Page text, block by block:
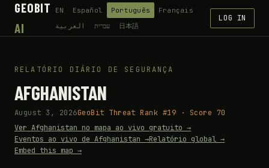
GEOBIT
AI
EN Español Português
Français
العربية
עברית 日本語
LOG IN
RELATÓRIO DIÁRIO DE SEGURANÇA
AFGHANISTAN
August 3, 2026GeoBit Threat Rank #19 · Score 70
Ver Afghanistan no mapa ao vivo gratuito →
Eventos ao vivo de Afghanistan →Relatório global →
Embed this map →